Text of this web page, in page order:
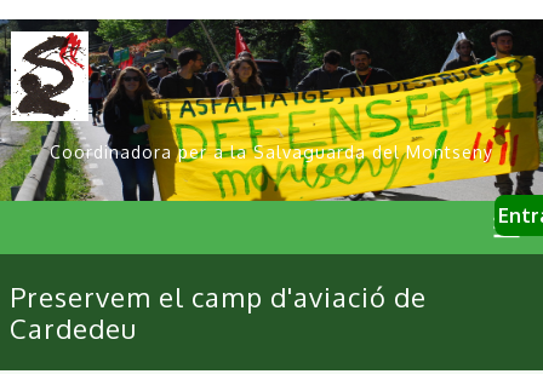
Vés
al
contingut
Coordinadora per a la Salvaguarda del Montseny
User
Primary
links
Preservem el camp d'aviació de
Cardedeu